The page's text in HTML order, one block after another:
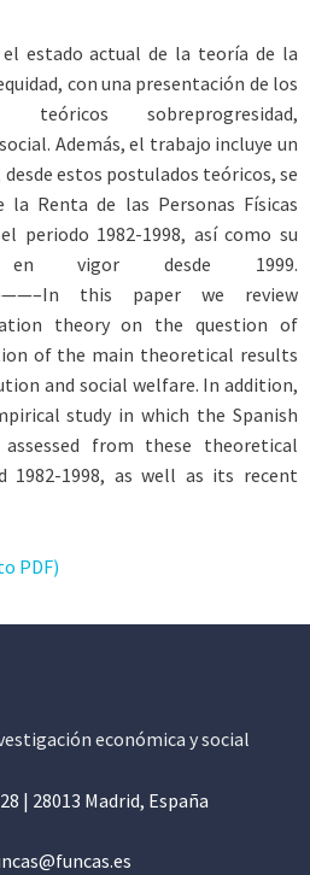
estado actual de la teoría de la
con una presentación de los
teóricos sobreprogresidad,
Además, el trabajo incluye un
estos postulados teóricos, se
Renta de las Personas Físicas
periodo 1982-1998, así como su
en vigor desde 1999.
this paper we review
theory on the question of
of the main theoretical results
and social welfare. In addition,
study in which the Spanish
from these theoretical
1998, as well as its recent
PDF)
económica y social
| 28013 Madrid, España